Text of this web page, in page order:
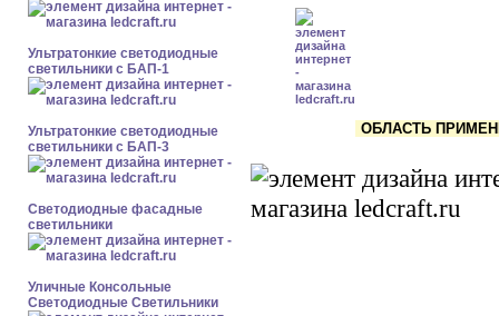
Ультратонкие светодиодные
светильники с БАП-1
Ультратонкие светодиодные
светильники с БАП-3
Светодиодные фасадные
светильники
Уличные Консольные
Светодиодные Светильники
ОБЛАСТЬ